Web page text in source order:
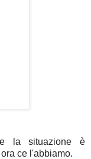
la situazione è
ce l'abbiamo.